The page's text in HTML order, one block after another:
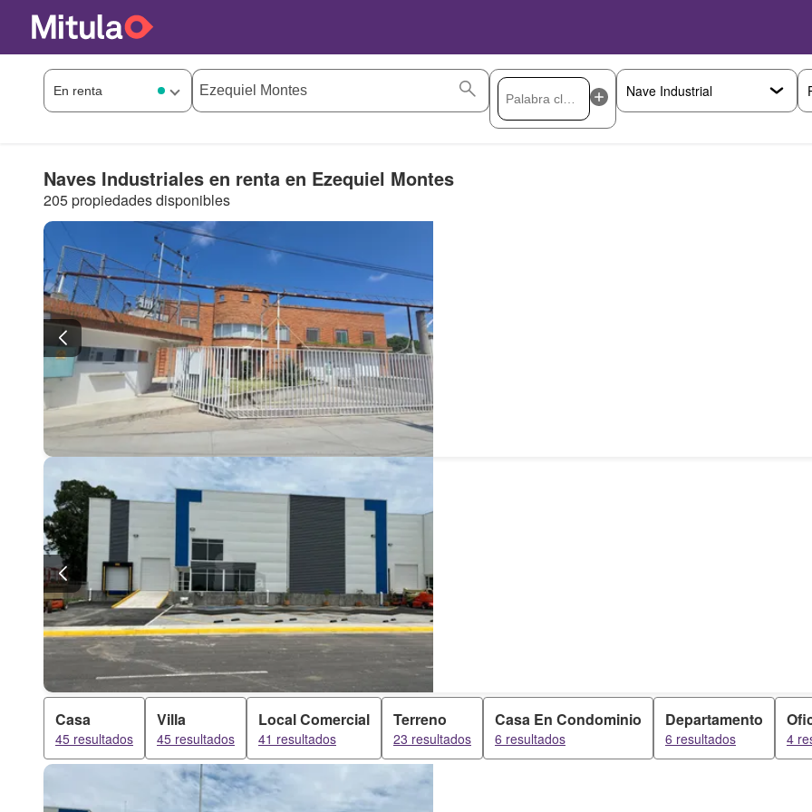
Naves Industriales en renta en Ezequiel Montes
205 propiedades disponibles
Casa
45 resultados
Villa
45 resultados
Local Comercial
41 resultados
Terreno
23 resultados
Casa En Condominio
6 resultados
Departamento
6 resultados 4